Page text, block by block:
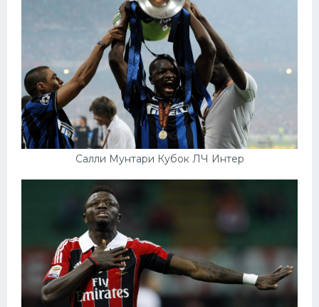
Салли Мунтари Кубок ЛЧ Интер